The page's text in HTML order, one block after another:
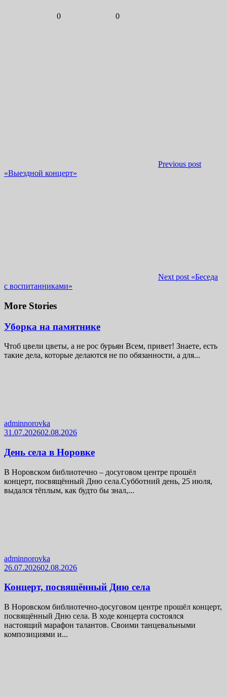
0 0
Previous post
«Выездной концерт»
Next post «Беседа
с воспитанниками»
More Stories
Уборка на памятнике
Чтоб цвели цветы, а не рос бурьян Всем, привет! Знаете, есть
такие дела, которые делаются не по обязанности, а для...
adminnorovka
31.07.202602.08.2026
День села в Норовке
В Норовском библиотечно – досуговом центре прошёл
концерт, посвящённый Дню села.Субботний день, 25 июля,
выдался тёплым, как будто бы знал,...
adminnorovka
26.07.202602.08.2026
Концерт, посвящённый Дню села
В Норовском библиотечно-досуговом центре прошёл концерт,
посвящённый Дню села. В ходе концерта состоялся
настоящий марафон талантов. Своими танцевальными
композициями и...